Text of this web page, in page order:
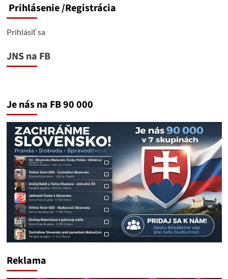
Prihlásenie/Registrácia
Prihlásiť sa
JNS na FB
Je nás na FB 90 000
Reklama